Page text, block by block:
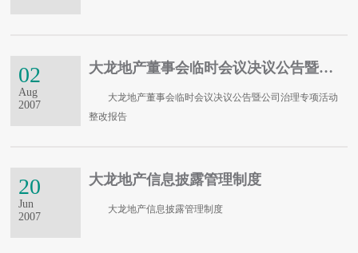
02
Aug
2007
大龙地产董事会临时会议决议公告暨公司治理专项活动整改报告
大龙地产董事会临时会议决议公告暨公司治理专项活动
整改报告
20
Jun
2007
大龙地产信息披露管理制度
大龙地产信息披露管理制度